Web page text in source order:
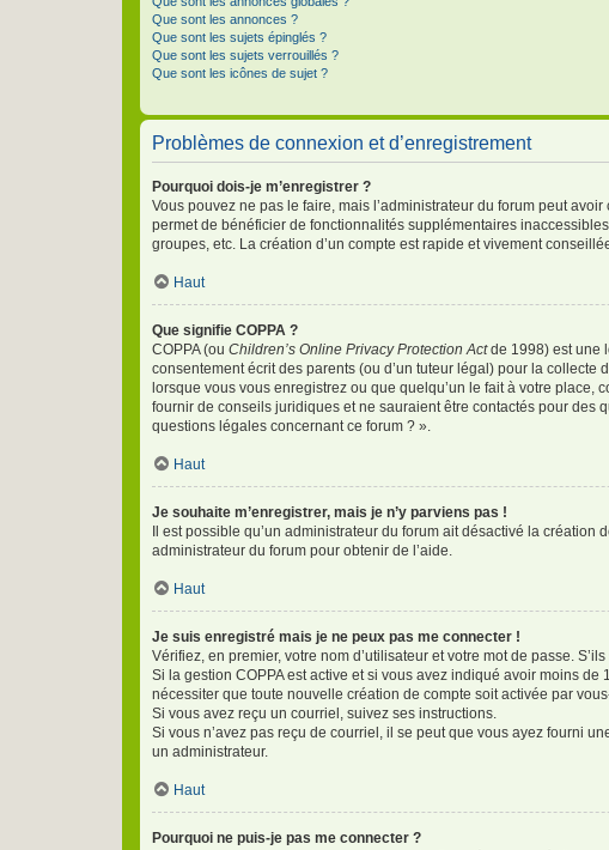
Que sont les annonces ?
Que sont les sujets épinglés ?
Que sont les sujets verrouillés ?
Que sont les icônes de sujet ?
Problèmes de connexion et d’enregistrement
Pourquoi dois-je m’enregistrer ?
Vous pouvez ne pas le faire, mais l’administrateur du forum peut
permet de bénéficier de fonctionnalités supplémentaires
groupes, etc. La création d’un compte est rapide et vivement
Haut
Que signifie COPPA ?
COPPA (ou Children’s Online Privacy Protection Actde 1998) est une
consentement écrit des parents (ou d’un tuteur légal) pour la collecte
lorsque vous vous enregistrez ou que quelqu’un le fait à votre
fournir de conseils juridiques et ne sauraient être contactés pour des
questions légales concernant ce forum ? ».
Haut
Je souhaite m’enregistrer, mais je n’y parviens pas !
Il est possible qu’un administrateur du forum ait désactivé la
administrateur du forum pour obtenir de l’aide.
Haut
Je suis enregistré mais je ne peux pas me connecter !
Vérifiez, en premier, votre nom d’utilisateur et votre mot de passe.
Si la gestion COPPA est active et si vous avez indiqué avoir moins
nécessiter que toute nouvelle création de compte soit activée par
Si vous avez reçu un courriel, suivez ses instructions.
Si vous n’avez pas reçu de courriel, il se peut que vous ayez fourni
un administrateur.
Haut
Pourquoi ne puis-je pas me connecter ?